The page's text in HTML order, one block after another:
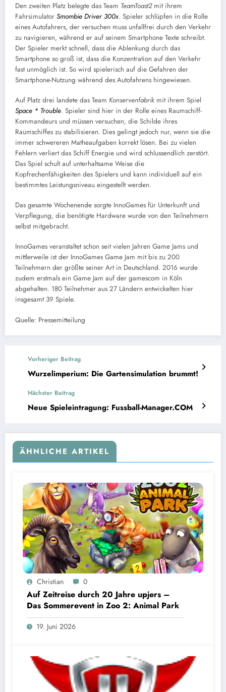
Den zweiten Platz belegte das Team TeamToast2mit ihrem
Fahrsimulator Smombie Driver 300x. Spieler schlüpfen in die Rolle
eines Autofahrers, der versuchen muss unfallfrei durch den Verkehr
zu navigieren, während er auf seinem Smartphone Texte schreibt.
Der Spieler merkt schnell, dass die Ablenkung durch das
Smartphone so groß ist, dass die Konzentration auf den Verkehr
fast unmöglich ist. So wird spielerisch auf die Gefahren der
Smartphone-Nutzung während des Autofahrens hingewiesen.
Auf Platz drei landete das Team Konservenfabrik mit ihrem Spiel
Space * Trouble. Spieler sind hier in der Rolle eines Raumschiff-
Kommandeurs und müssen versuchen, die Schilde ihres
Raumschiffes zu stabilisieren. Dies gelingt jedoch nur, wenn sie die
immer schwereren Matheaufgaben korrekt lösen. Bei zu vielen
Fehlern verliert das Schiff Energie und wird schlussendlich zerstört.
Das Spiel schult auf unterhaltsame Weise die
Kopfrechenfähigkeiten des Spielers und kann individuell auf ein
bestimmtes Leistungsniveau eingestellt werden.
Das gesamte Wochenende sorgte InnoGames für Unterkunft und
Verpflegung, die benötigte Hardware wurde von den Teilnehmern
selbst mitgebracht.
InnoGames veranstaltet schon seit vielen Jahren Game Jams und
mittlerweile ist der InnoGames Game Jam mit bis zu 200
Teilnehmern der größte seiner Art in Deutschland. 2016 wurde
zudem erstmals ein Game Jam auf der gamescom in Köln
abgehalten. 180 Teilnehmer aus 27 Ländern entwickelten hier
insgesamt 39 Spiele.
Quelle: Pressemitteilung
Vorheriger Beitrag
Wurzelimperium: Die Gartensimulation brummt!
Nächster Beitrag
Neue Spieleintragung: Fussball-Manager.COM
ÄHNLICHE ARTIKEL
Christian 0
Auf Zeitreise durch 20 Jahre upjers –
Das Sommerevent in Zoo 2: Animal Park
19. Juni 2026